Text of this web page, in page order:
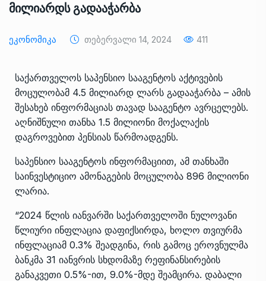
მილიარდს გადააჭარბა
Ეკონომიკა Თებერვალი 14, 2024 411
საქართველოს საპენსიო სააგენტოს აქტივების
მოცულობამ 4.5 მილიარდ ლარს გადააჭარბა – ამის
შესახებ ინფორმაციას თავად სააგენტო ავრცელებს.
აღნიშნული თანხა 1.5 მილიონი მოქალაქის
დაგროვებით პენსიას წარმოადგენს.
საპენსიო სააგენტოს ინფორმაციით, ამ თანხაში
საინვესტიციო ამონაგების მოცულობა 896 მილიონი
ლარია.
“2024 წლის იანვარში საქართველოში ნულოვანი
წლიური ინფლაცია დაფიქსირდა, ხოლო თვიურმა
ინფლაციამ 0.3% შეადგინა, რის გამოც ეროვნულმა
ბანკმა 31 იანვრის სხდომაზე რეფინანსირების
განაკვეთი 0.5%-ით, 9.0%-მდე შეამცირა. დაბალი